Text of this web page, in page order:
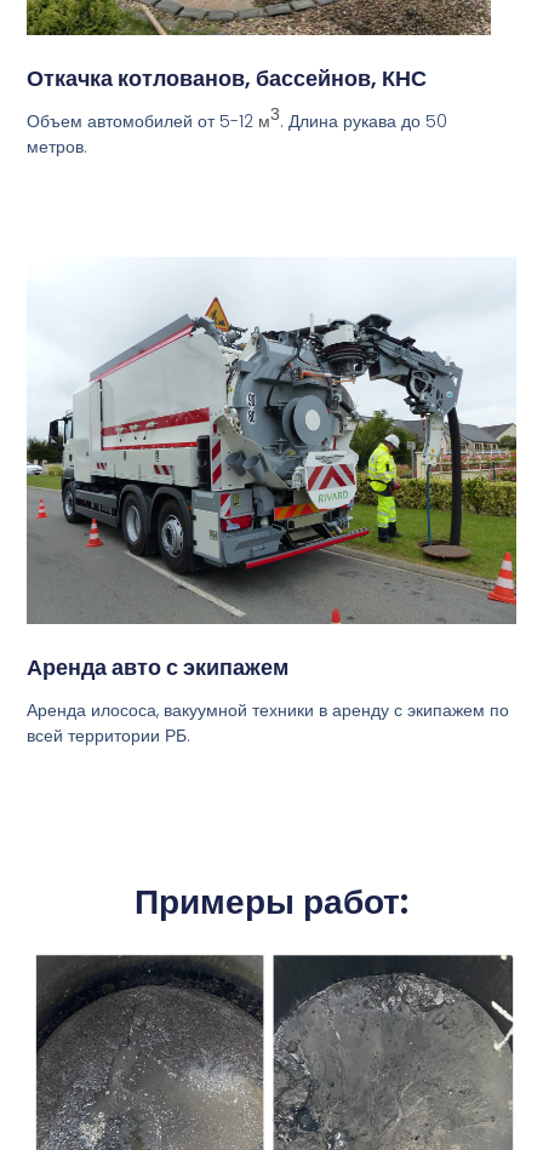
Откачка котлованов, бассейнов, КНС
Объем автомобилей от 5-12 м3. Длина рукава до 50
метров.
Аренда авто с экипажем
Аренда илососа, вакуумной техники в аренду с экипажем по
всей территории РБ.
Примеры работ: